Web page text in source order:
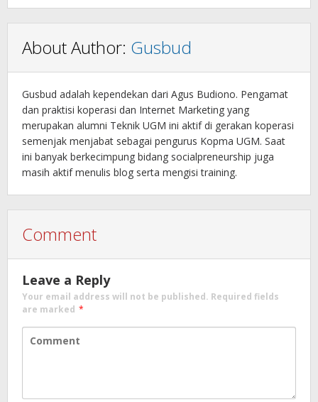
About Author: Gusbud
Gusbud adalah kependekan dari Agus Budiono. Pengamat
dan praktisi koperasi dan Internet Marketing yang
merupakan alumni Teknik UGM ini aktif di gerakan koperasi
semenjak menjabat sebagai pengurus Kopma UGM. Saat
ini banyak berkecimpung bidang socialpreneurship juga
masih aktif menulis blog serta mengisi training.
Comment
Leave a Reply
Your email address will not be published. Required fields
are marked *